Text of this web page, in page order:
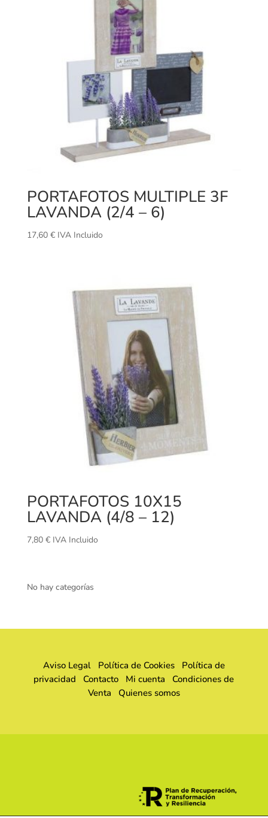
PORTAFOTOS MULTIPLE 3F
LAVANDA (2/4 – 6)
17,60 € IVA Incluido
PORTAFOTOS 10X15
LAVANDA (4/8 – 12)
7,80 € IVA Incluido
No hay categorías
Aviso Legal Política de Cookies
Política de
privacidad
Contacto Mi cuenta
Condiciones de
Venta Quienes somos